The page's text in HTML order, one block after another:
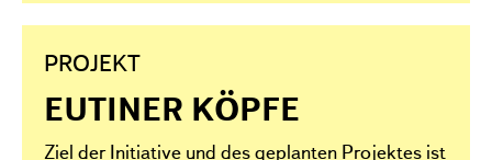
PROJEKT
EUTINER KÖPFE
Ziel der Initiative und des geplanten Projektes ist